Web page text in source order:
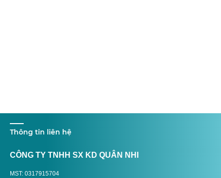
Thông tin liên hệ
CÔNG TY TNHH SX KD QUÂN NHI
MST: 0317915704